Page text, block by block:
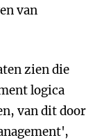
van
zien die
logica
van dit door